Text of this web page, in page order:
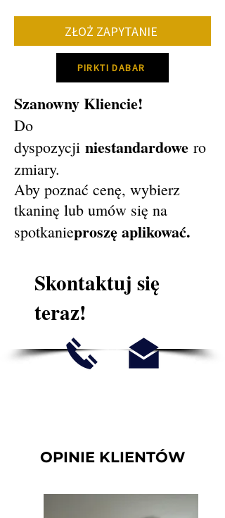
ZŁOŻ ZAPYTANIE
PIRKTI DABAR
Szanowny Kliencie!
Do
dyspozycji niestandardowe ro
zmiary.
Aby poznać cenę, wybierz
tkaninę lub umów się na
spotkanieproszę aplikować.
Skontaktuj się
teraz!
OPINIE KLIENTÓW